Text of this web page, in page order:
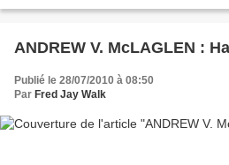
ANDREW V. McLAGLEN :
Publié le 28/07/2010 à 08:50
Par Fred Jay Walk